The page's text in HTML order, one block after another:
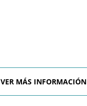
VER MÁS INFORMACIÓN